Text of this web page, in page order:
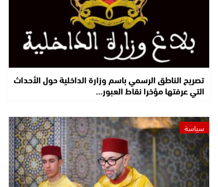
تصريح الناطق الرسمي باسم وزارة الداخلية حول الأحداث
التي عرفتها مؤخرا نقاط العبور…
سياسة